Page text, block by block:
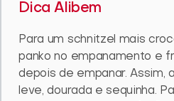
Dica Alibem
Para um schnitzel mais
panko no empanamento e
depois de empanar. Assim,
leve, dourada e sequinha.